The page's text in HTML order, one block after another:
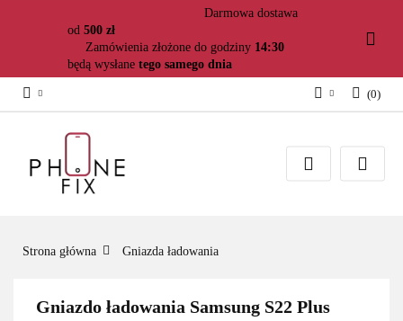
Darmowa dostawa
od 500 zł
Zamówienia złożone do godziny 14:30
będą wysłane tego samego dnia
Załóż konto
(0)
Strona główna Gniazda ładowania
Gniazdo ładowania Samsung S22 Plus